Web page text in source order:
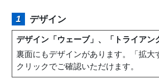
デザイン
デザイン「ウェーブ」、「トライアン
裏面にもデザインがあります。「拡大
クリックでご確認いただけます。